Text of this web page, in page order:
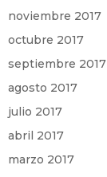
noviembre 2017
octubre 2017
septiembre 2017
agosto 2017
julio 2017
abril 2017
marzo 2017